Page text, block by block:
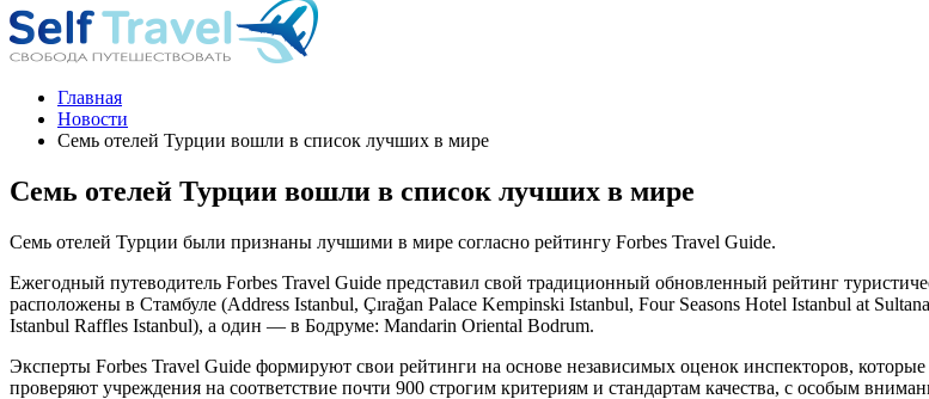
Главная
Новости
Семь отелей Турции вошли в список лучших в мире
Семь отелей Турции вошли в список лучших в мире
Семь отелей Турции были признаны лучшими в мире согласно рейтингу Forbes Travel Guide.
Ежегодный путеводитель Forbes Travel Guide представил свой традиционный обновленный рейтинг
расположены в Стамбуле (Address Istanbul, Çırağan Palace Kempinski Istanbul, Four Seasons Hotel Istanbul at
Istanbul Raffles Istanbul), а один — в Бодруме: Mandarin Oriental Bodrum.
Эксперты Forbes Travel Guide формируют свои рейтинги на основе независимых оценок инспекторов,
проверяют учреждения на соответствие почти 900 строгим критериям и стандартам качества, с особым